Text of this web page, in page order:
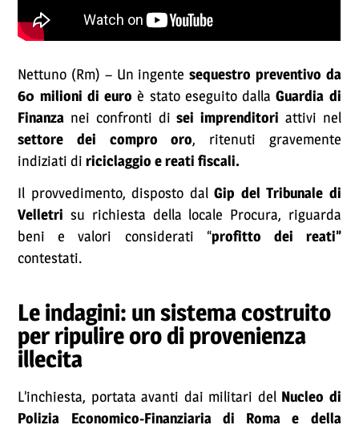
Nettuno (Rm) – Un ingente sequestro preventivo da
60 milioni di euro è stato eseguito dallaGuardia di
Finanza nei confronti di sei imprenditori attivi nel
settore dei compro oro, ritenuti gravemente
indiziati diriciclaggio e reati fiscali.
Il provvedimento, disposto dalGip del Tribunale di
Velletrisu richiesta della locale Procura, riguarda
beni e valori considerati “profitto dei reati”
contestati.
Le indagini: un sistema costruito
per ripulire oro di provenienza
illecita
L’inchiesta, portata avanti dai militari delNucleo di
Polizia Economico-Finanziaria di Roma e della